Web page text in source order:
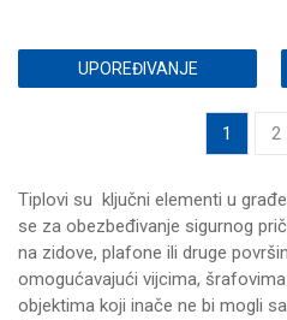
UPOREĐIVANJE
1 2
Tiplovi su ključni elementi u
se za obezbeđivanje sigurnog
na zidove, plafone ili druge
omogućavajući vijcima,
objektima koji inače ne bi mogli